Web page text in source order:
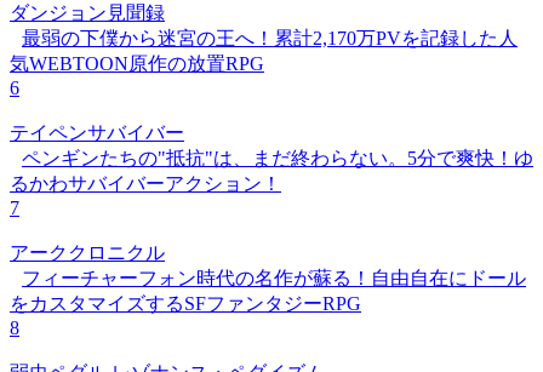
ダンジョン見聞録
最弱の下僕から迷宮の王へ！累計2,170万PVを記録した人
気WEBTOON原作の放置RPG
6
テイペンサバイバー
ペンギンたちの"抵抗"は、まだ終わらない。5分で爽快！ゆ
るかわサバイバーアクション！
7
アーククロニクル
フィーチャーフォン時代の名作が蘇る！自由自在にドール
をカスタマイズするSFファンタジーRPG
8